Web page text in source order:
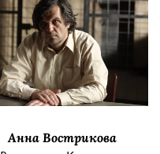
Анна Вострикова